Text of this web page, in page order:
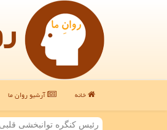
خانه آرشیو روان ما
رئیس كنگره توانبخشی